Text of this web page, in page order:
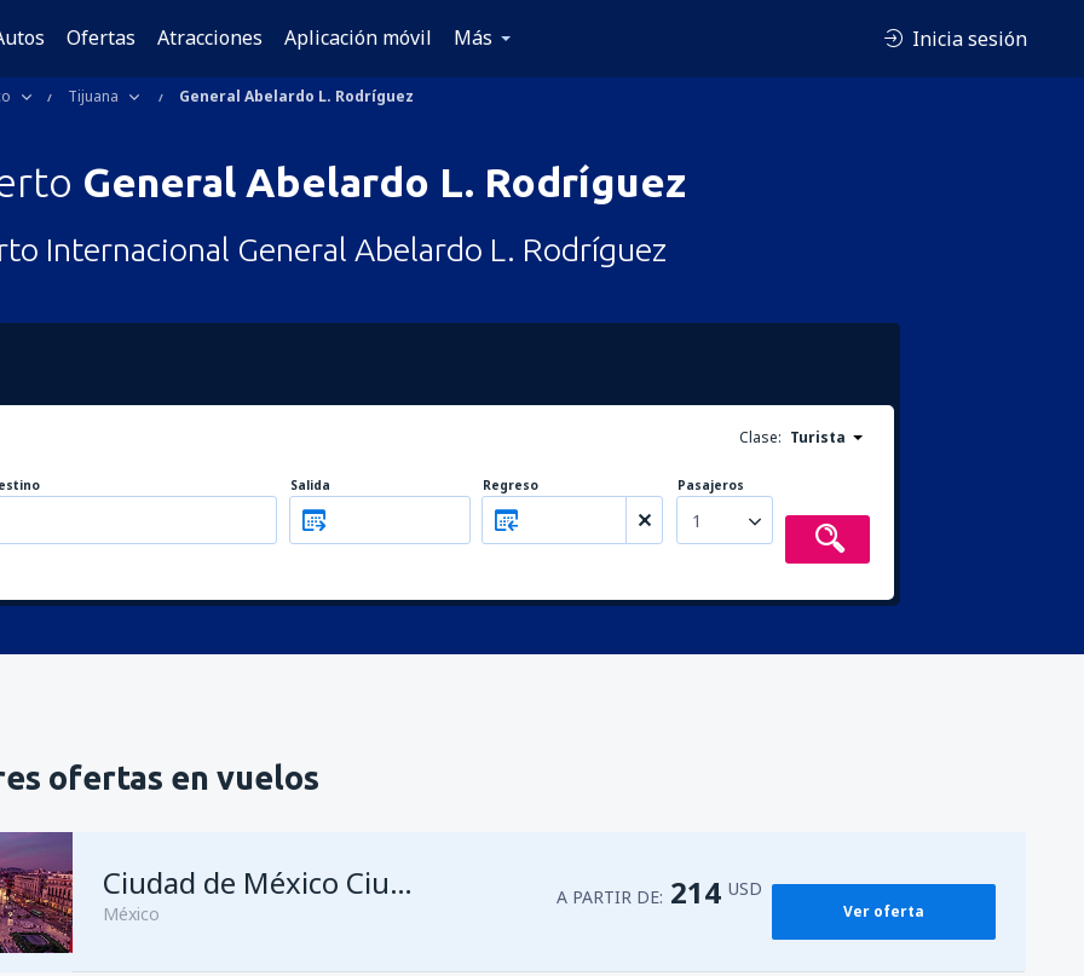
Ofertas Atracciones Aplicación móvil Más Inicia sesión
Tijuana General Abelardo L. Rodríguez
General Abelardo L. Rodríguez
Internacional General Abelardo L. Rodríguez
Clase: Turista
Salida Regreso Pasajeros
1
ofertas en vuelos
Ciudad de México Ciudad de México Benito Juárez
México
A PARTIR DE: 214 USD
Ver oferta